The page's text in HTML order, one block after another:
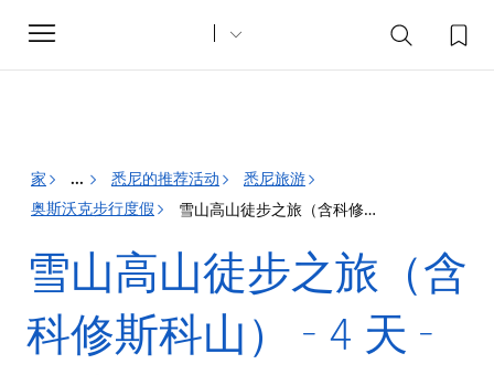
Toggle
navigation
家 ... 悉尼的推荐活动
悉尼旅游
奥斯沃克步行度假
雪山高山徒步之旅（含科修斯科山） - 4 天 - 团队导览
雪山高山徒步之旅（含
科修斯科山） - 4 天 -